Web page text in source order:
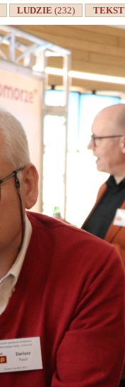
LUDZIE(232)